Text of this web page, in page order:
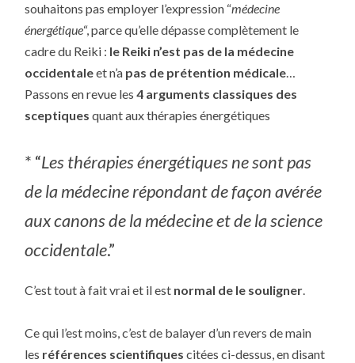
souhaitons pas employer l’expression “médecine
énergétique“, parce qu’elle dépasse complètement le
cadre du Reiki : le Reiki n’est pas de la médecine
occidentaleet n’a pas de prétention médicale…
Passons en revue les4 arguments classiques des
sceptiques quant aux thérapies énergétiques
* “Les thérapies énergétiques ne sont pas
de la médecine répondant de façon avérée
aux canons de la médecine et de la science
occidentale.”
C’est tout à fait vrai et il est normal de le souligner.
Ce qui l’est moins, c’est de balayer d’un revers de main
les références scientifiques citées ci-dessus, en disant